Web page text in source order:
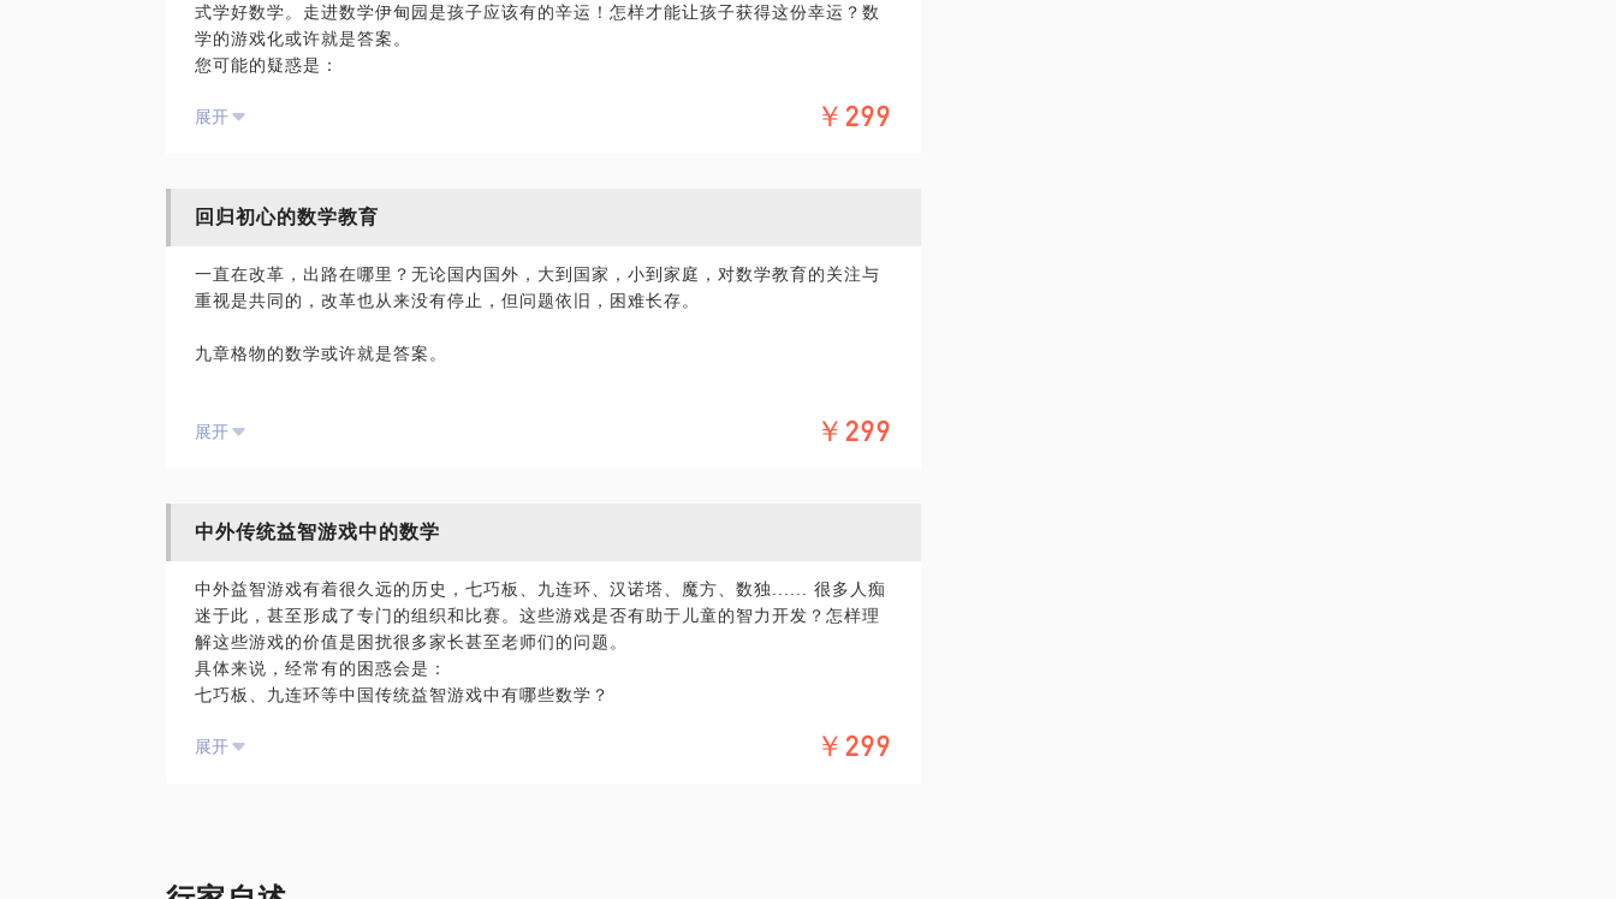
式学好数学。走进数学伊甸园是孩子应该有的辛运！怎样才能让孩子获得这份幸运？数
学的游戏化或许就是答案。
您可能的疑惑是：
孩子对数学的兴趣不大，数学真有通过游戏玩会的方法？
学习与思考，数十项数学游戏专利，主持国家自然科学基金课题，北京市科委课题，数
本话题将根据您的具体需求，结合数学游戏化的案例，为您展示数学游戏化的完美图
景，在感受数学魅力的同时，为您的孩子提供数学学习的解决方案。
题。请把您的问题提前发给我，方便我做更精确的准备，提升见面效率。期待与您的见
展开 ￥299
回归初心的数学教育
一直在改革，出路在哪里？无论国内国外，大到国家，小到家庭，对数学教育的关注与
重视是共同的，改革也从来没有停止，但问题依旧，困难长存。
九章格物的数学或许就是答案。
遇：
学习与思考，数十项数学游戏专利，主持国家自然科学基金课题，北京市科委课题，数
学的专业基础与数学教学的实践经验打造了独特的视角与理念。
我愿意与您分享的内容包括：
从最自然的角度改变数学观念，明白数学的意义；
解决数学学习上的具体困惑与问题。
展开 ￥299
中外传统益智游戏中的数学
中外益智游戏有着很久远的历史，七巧板、九连环、汉诺塔、魔方、数独...... 很多人痴
迷于此，甚至形成了专门的组织和比赛。这些游戏是否有助于儿童的智力开发？怎样理
解这些游戏的价值是困扰很多家长甚至老师们的问题。
具体来说，经常有的困惑会是：
七巧板、九连环等中国传统益智游戏中有哪些数学？
益智游戏中的数学与孩子们课内学习的数学有什么关联？
中的数学视角，为您解谜。
展开 ￥299